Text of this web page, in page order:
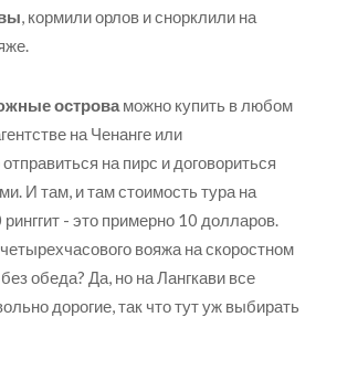
, кормили орлов и снорклили на
острова можно купить в любом
на Ченанге или
на пирс и договориться
И там, и там стоимость тура на
- это примерно 10 долларов.
вояжа на скоростном
обеда? Да, но на Лангкави все
дорогие, так что тут уж выбирать